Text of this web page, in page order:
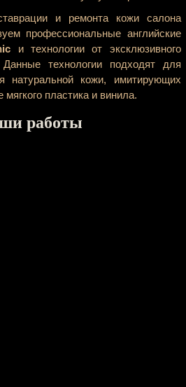
и ремонта кожи салона
профессиональные английские
и технологии от эксклюзивного
технологии подходят для
натуральной кожи, имитирующих
пластика и винила.
работы